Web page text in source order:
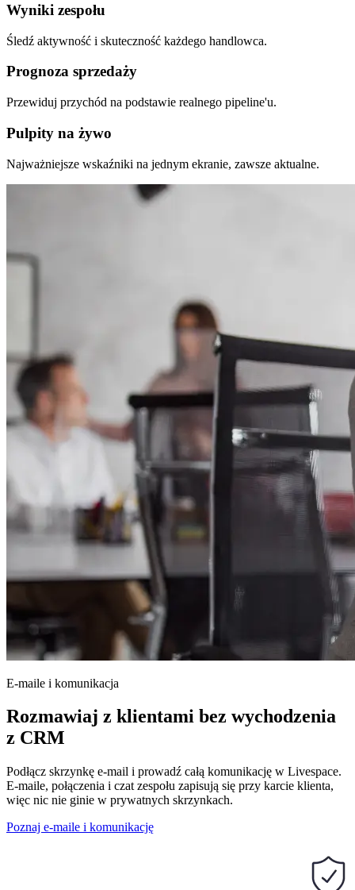
Wyniki zespołu
Śledź aktywność i skuteczność każdego handlowca.
Prognoza sprzedaży
Przewiduj przychód na podstawie realnego pipeline'u.
Pulpity na żywo
Najważniejsze wskaźniki na jednym ekranie, zawsze aktualne.
E-maile i komunikacja
Rozmawiaj z klientami bez wychodzenia
z CRM
Podłącz skrzynkę e-mail i prowadź całą komunikację w Livespace.
E-maile, połączenia i czat zespołu zapisują się przy karcie klienta,
więc nic nie ginie w prywatnych skrzynkach.
Poznaj e-maile i komunikację